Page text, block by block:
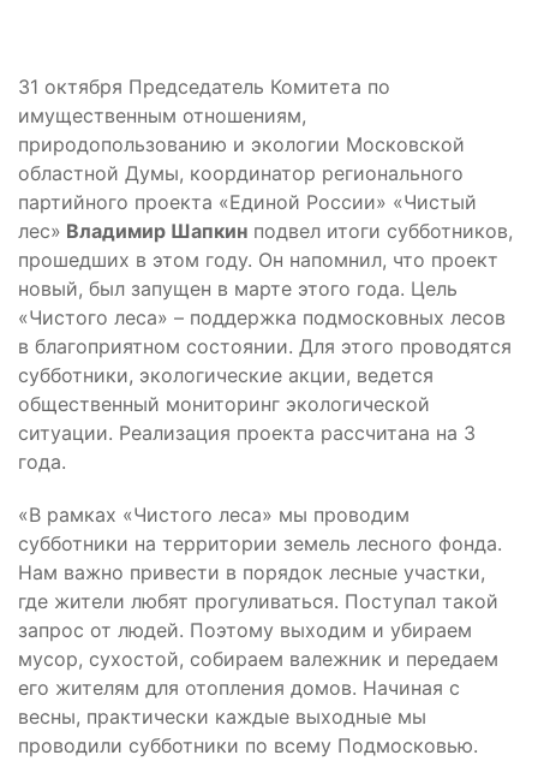
31 октября Председатель Комитета по
имущественным отношениям,
природопользованию и экологии Московской
областной Думы, координатор регионального
партийного проекта «Единой России» «Чистый
лес» Владимир Шапкин подвел итоги субботников,
прошедших в этом году. Он напомнил, что проект
новый, был запущен в марте этого года. Цель
«Чистого леса» – поддержка подмосковных лесов
в благоприятном состоянии. Для этого проводятся
субботники, экологические акции, ведется
общественный мониторинг экологической
ситуации. Реализация проекта рассчитана на 3
года.
«В рамках «Чистого леса» мы проводим
субботники на территории земель лесного фонда.
Нам важно привести в порядок лесные участки,
где жители любят прогуливаться. Поступал такой
запрос от людей. Поэтому выходим и убираем
мусор, сухостой, собираем валежник и передаем
его жителям для отопления домов. Начиная с
весны, практически каждые выходные мы
проводили субботники по всему Подмосковью.